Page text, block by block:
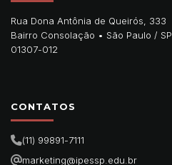
Rua Dona Antônia de Queirós, 333
Bairro Consolação • São Paulo / SP
01307-012
CONTATOS
(11) 99891-7111
marketing@ipessp.edu.br